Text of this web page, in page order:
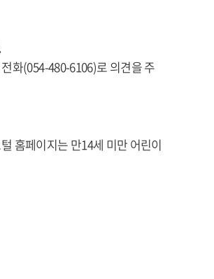
화(054-480-6106)로 의견을 주
홈페이지는 만14세 미만 어린이